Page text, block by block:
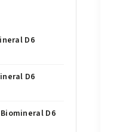
D6
D6
D6